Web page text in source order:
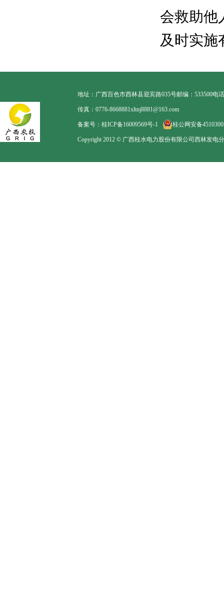
会救助他
及时实施
地址：广西百色市西林县迎宾路035号邮编：533500电
传真：0776-8668881xltnj8881@163.com
备案号：桂ICP备16009569号-1 桂公网安备
Copyright 2012 © 广西桂水电力股份有限公司西林发电